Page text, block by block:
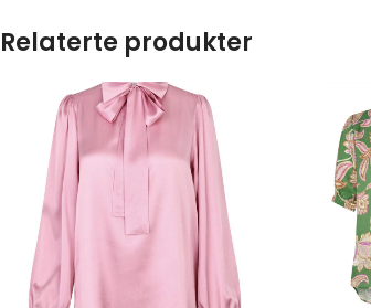
Relaterte produkter